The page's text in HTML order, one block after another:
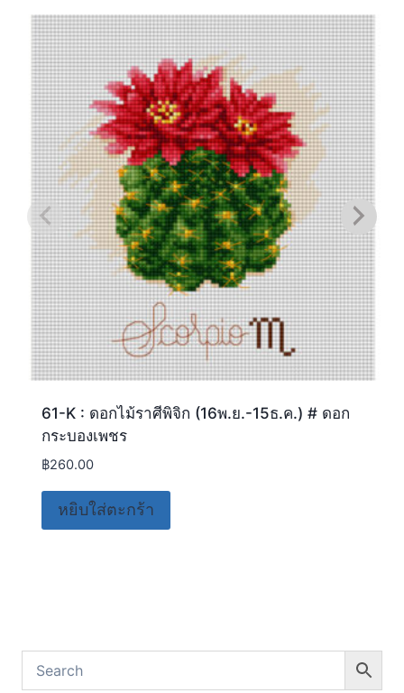
61-K : ดอกไม้ราศีพิจิก (16พ.ย.-15ธ.ค.) # ดอก
กระบองเพชร
฿260.00
หยิบใส่ตะกร้า